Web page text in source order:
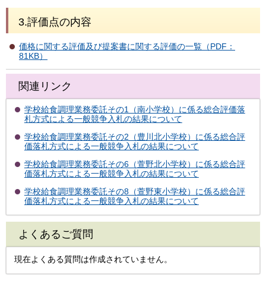
3.評価点の内容
価格に関する評価及び提案書に関する評価の一覧（PDF：
81KB）
関連リンク
学校給食調理業務委託その1（南小学校）に係る総合評価落
札方式による一般競争入札の結果について
学校給食調理業務委託その2（豊川北小学校）に係る総合評
価落札方式による一般競争入札の結果について
学校給食調理業務委託その6（萱野北小学校）に係る総合評
価落札方式による一般競争入札の結果について
学校給食調理業務委託その8（萱野東小学校）に係る総合評
価落札方式による一般競争入札の結果について
よくあるご質問
現在よくある質問は作成されていません。